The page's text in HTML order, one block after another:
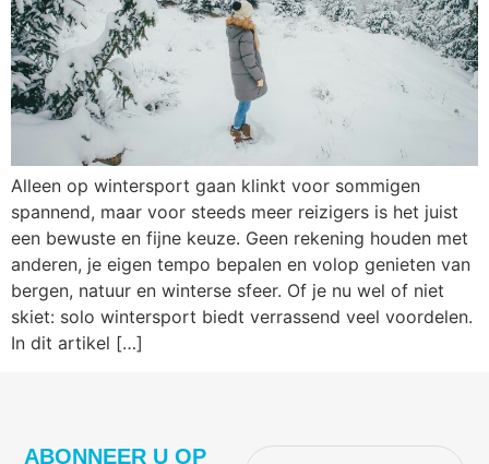
Alleen op wintersport gaan klinkt voor sommigen
spannend, maar voor steeds meer reizigers is het juist
een bewuste en fijne keuze. Geen rekening houden met
anderen, je eigen tempo bepalen en volop genieten van
bergen, natuur en winterse sfeer. Of je nu wel of niet
skiet: solo wintersport biedt verrassend veel voordelen.
In dit artikel […]
ABONNEER U OP